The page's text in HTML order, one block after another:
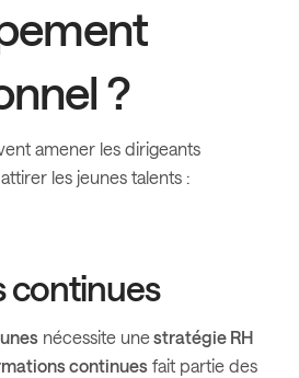
?
amener les dirigeants
les jeunes talents :
continues
nécessite unestratégie RH
continues fait partie des